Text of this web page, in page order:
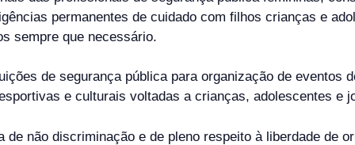
permanentes de cuidado com filhos crianças e
sempre que necessário.
de segurança pública para organização de eventos
e culturais voltadas a crianças, adolescentes e
não discriminação e de pleno respeito à liberdade de